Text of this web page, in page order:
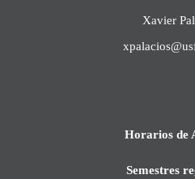
Xavier
Horarios de
Semestres